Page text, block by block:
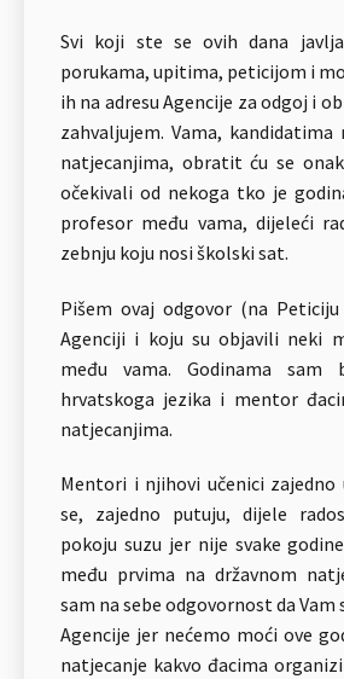
Svi koji ste se ovih dana
porukama, upitima, peticijom i
ih na adresu Agencije za odgoj i
zahvaljujem. Vama, kandidatima
natjecanjima, obratit ću se
očekivali od nekoga tko je
profesor među vama, dijeleći
zebnju koju nosi školski sat.
Pišem ovaj odgovor (na
Agenciji i koju su objavili neki
među vama. Godinama sam
hrvatskoga jezika i mentor
natjecanjima.
Mentori i njihovi učenici zajedno
se, zajedno putuju, dijele
pokoju suzu jer nije svake
među prvima na državnom
sam na sebe odgovornost da Vam
Agencije jer nećemo moći ove
natjecanje kakvo đacima